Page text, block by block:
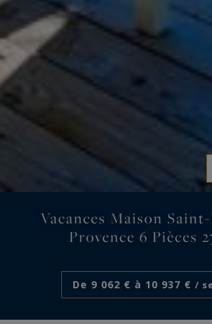
Vacances Maison
Provence 6 Pièces
De 9 062 € à 10 937 € /